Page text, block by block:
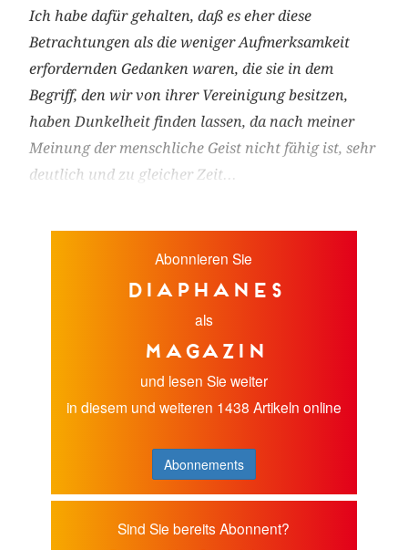
Ich habe dafür gehalten, daß es eher diese
Betrachtungen als die weniger Aufmerksamkeit
erfordernden Gedanken waren, die sie in dem
Begriff, den wir von ihrer Vereinigung besitzen,
haben Dunkelheit finden lassen, da nach meiner
Meinung der menschliche Geist nicht fähig ist, sehr
deutlich und zu gleicher Zeit...
Abonnieren Sie
diaphanes
als
Magazin
und lesen Sie weiter
in diesem und weiteren 1438 Artikeln online
Abonnements
Sind Sie bereits Abonnent?